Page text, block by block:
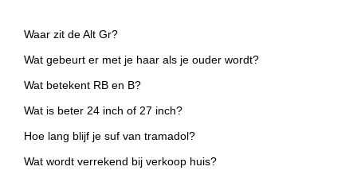
Waar zit de Alt Gr?
Wat gebeurt er met je haar als je ouder wordt?
Wat betekent RB en B?
Wat is beter 24 inch of 27 inch?
Hoe lang blijf je suf van tramadol?
Wat wordt verrekend bij verkoop huis?